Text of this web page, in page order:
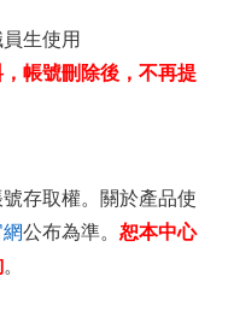
生使用
帳號刪除後，不再提
存取權。關於產品使
公布為準。 恕本中心
。